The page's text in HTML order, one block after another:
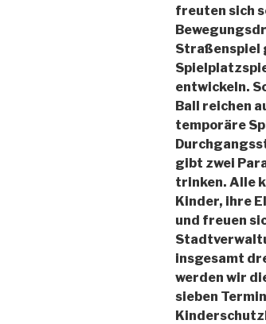
freuten sich
Straßenspiel
entwickeln.
Ball reichen
temporäre
gibt zwei
trinken. Alle
Kinder, ihre
und freuen
insgesamt
werden wir
sieben